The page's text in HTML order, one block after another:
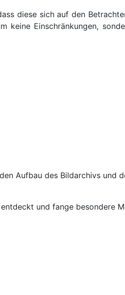
diese sich auf den
keine Einschränkungen,
Aufbau des Bildarchivs und
und fange besondere